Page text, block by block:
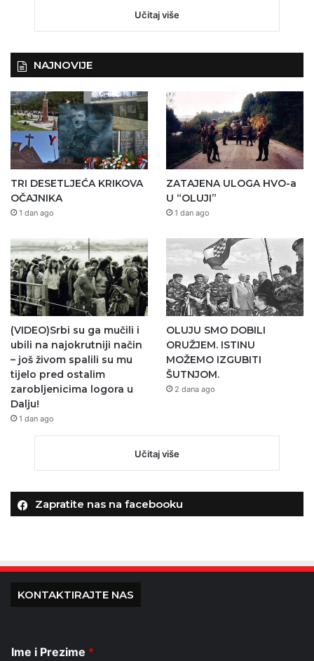
Učitaj više
NAJNOVIJE
TRI DESETLJEĆA KRIKOVA
OČAJNIKA
1 dan ago
ZATAJENA ULOGA HVO-a
U “OLUJI”
1 dan ago
(VIDEO)Srbi su ga mučili i
ubili na najokrutniji način
– još živom spalili su mu
tijelo pred ostalim
zarobljenicima logora u
Dalju!
1 dan ago
OLUJU SMO DOBILI
ORUŽJEM. ISTINU
MOŽEMO IZGUBITI
ŠUTNJOM.
2 dana ago
Učitaj više
Zapratite nas na facebooku
KONTAKTIRAJTE NAS
Ime i Prezime *